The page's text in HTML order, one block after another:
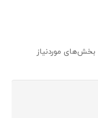
بخش‌های موردنیاز